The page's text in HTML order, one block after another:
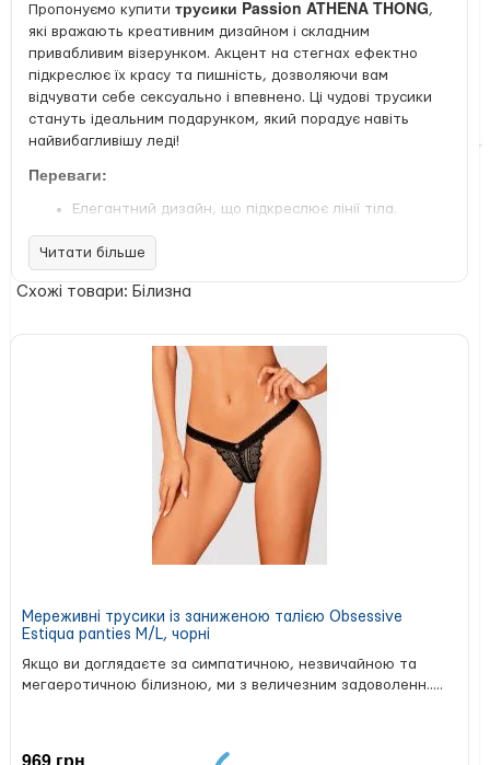
Пропонуємо купити трусики Passion ATHENA THONG,
які вражають креативним дизайном і складним
привабливим візерунком. Акцент на стегнах ефектно
підкреслює їх красу та пишність, дозволяючи вам
відчувати себе сексуально і впевнено. Ці чудові трусики
стануть ідеальним подарунком, який порадує навіть
найвибагливішу леді!
Переваги:
Елегантний дизайн, що підкреслює лінії тіла.
подарунка.
Характеристики:
Розмір: S/M
Сертифікація: міжнародний сертифікат OECO-TEX,
що підтверджує гіпоалергенність матеріалів.
еротична білизна Passion
в Польщі на власному швейному виробництві з
використанням новітніх технологій. Матеріали
закуповуються у провідних компаніях Італії та Іспанії і
мають сертифікат OECO-TEX. Тканини та мережива
перевірені на алергенність і зберігають свій первісний
вигляд і колір при правильному догляді.
Читати більше
Схожі товари: Білизна
Мереживні трусики із заниженою талією Obsessive
Estiqua panties M/L, чорні
Якщо ви доглядаєте за симпатичною, незвичайною та
мегаеротичною білизною, ми з величезним задоволенн.....